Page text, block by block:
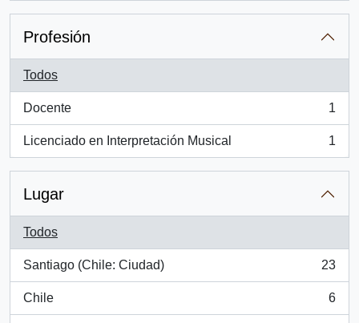
Profesión
Todos
Docente
, 1 resultados
1
Licenciado en Interpretación Musical
, 1 resultados
1
Lugar
Todos
Santiago (Chile: Ciudad)
, 23 resultados
23
Chile
, 6 resultados
6